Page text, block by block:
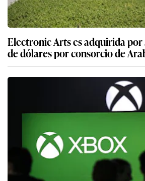
Electronic Arts es adquirida
de dólares por consorcio de